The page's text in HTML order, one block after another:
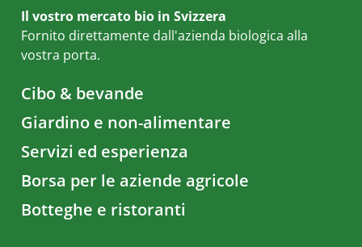
Il vostro mercato bio in Svizzera
Fornito direttamente dall'azienda biologica alla
vostra porta.
Cibo & bevande
Giardino e non-alimentare
Servizi ed esperienza
Borsa per le aziende agricole
Botteghe e ristoranti